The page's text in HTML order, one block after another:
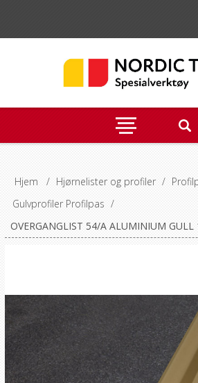
Hjem / Hjørnelister og profiler /
Gulvprofiler Profilpas /
OVERGANGLIST 54/A ALUMINIUM